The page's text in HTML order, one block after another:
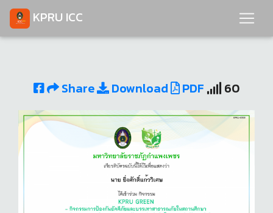
KPRU ICC
Share Download PDF 60